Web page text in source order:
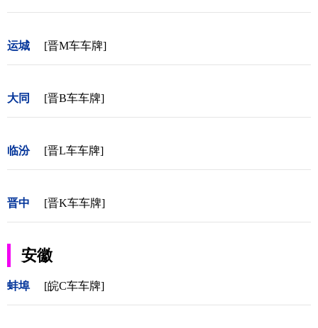
运城 [晋M车车牌]
大同 [晋B车车牌]
临汾 [晋L车车牌]
晋中 [晋K车车牌]
安徽
蚌埠 [皖C车车牌]